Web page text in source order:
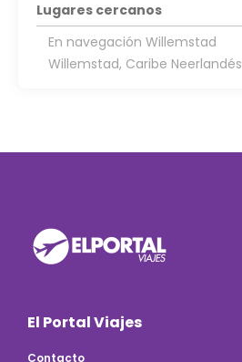
Lugares cercanos
En navegación Willemstad
Willemstad, Caribe Neerlandés
El Portal Viajes
Contacto